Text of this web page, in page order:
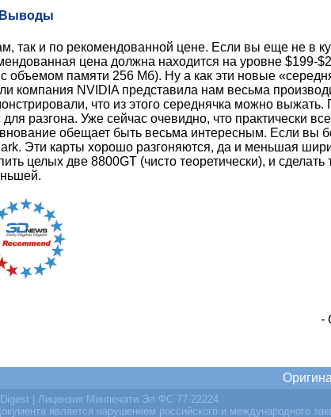
Выводы
так и по рекомендованной цене. Если вы еще не в
цена должна находится на уровне $199-
объемом памяти 256 Мб). Ну а как эти новые
компания NVIDIA представила нам весьма
что из этого середнячка можно выжать.
разгона. Уже сейчас очевидно, что практически
обещает быть весьма интересным. Если вы
Эти карты хорошо разгоняются, да и меньшая
целых две 8800GT (чисто теоретически), и
-
| Лицензия Минпечати Эл ФС 77-22224
является нарушением российского и международного